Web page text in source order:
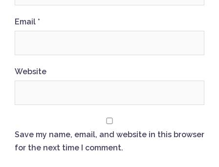
Email *
Website
Save my name, email, and website in this browser
for the next time I comment.